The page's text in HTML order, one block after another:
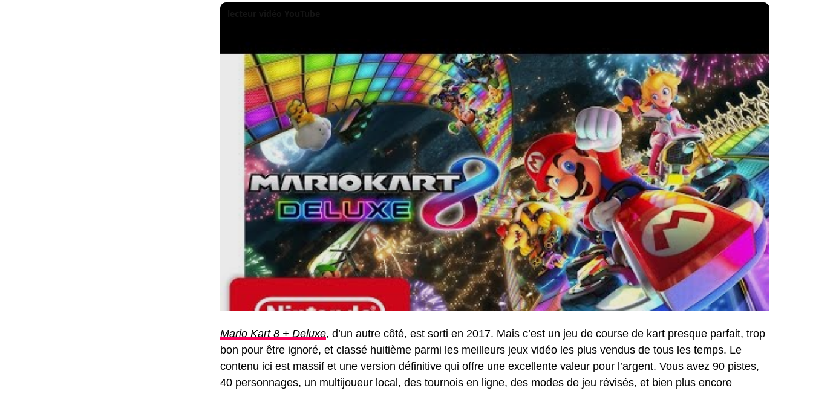
Mario Kart 8 + Deluxe, d’un autre côté, est sorti en 2017. Mais c’est un jeu de course de kart presque parfait, trop
bon pour être ignoré, et classé huitième parmi les meilleurs jeux vidéo les plus vendus de tous les temps. Le
contenu ici est massif et une version définitive qui offre une excellente valeur pour l’argent. Vous avez 90 pistes,
40 personnages, un multijoueur local, des tournois en ligne, des modes de jeu révisés, et bien plus encore